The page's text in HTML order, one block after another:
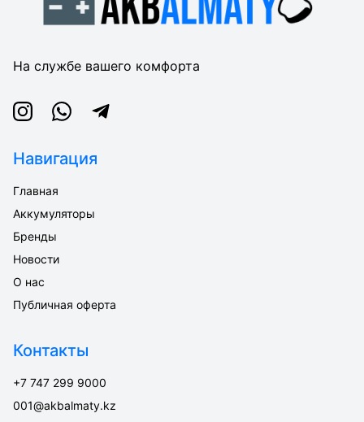
На службе вашего комфорта
InstagramWhatsappTelegram
Навигация
Главная
Аккумуляторы
Бренды
Новости
О нас
Публичная оферта
Контакты
+7 747 299 9000
001@akbalmaty.kz